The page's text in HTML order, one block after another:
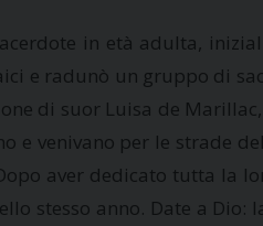
in età adulta,
e radunò un gruppo di
di suor Luisa de
e venivano per le strade
aver dedicato tutta la
stesso anno. Date a